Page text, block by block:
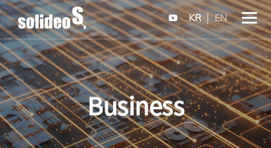
KR EN
Business